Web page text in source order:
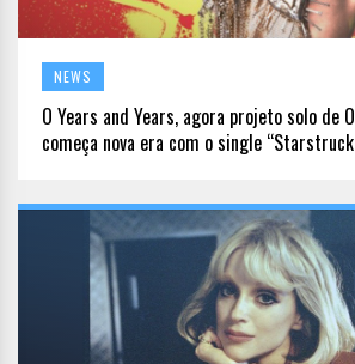
NEWS
O Years and Years, agora projeto solo de
começa nova era com o single